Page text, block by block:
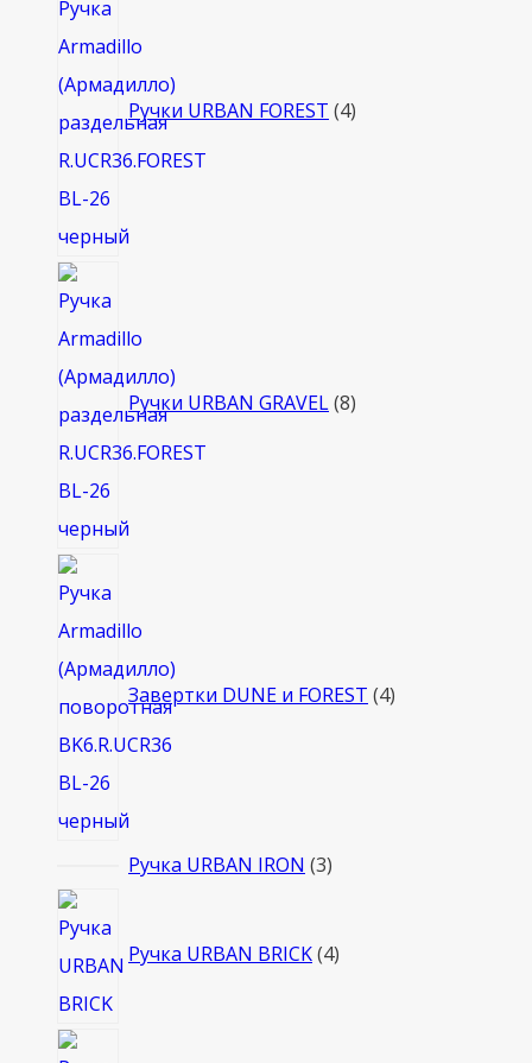
Ручки URBAN FOREST 4
Ручки URBAN GRAVEL 8
Завертки DUNE и FOREST 4
Ручка URBAN IRON 33
Ручка URBAN BRICK 4товара